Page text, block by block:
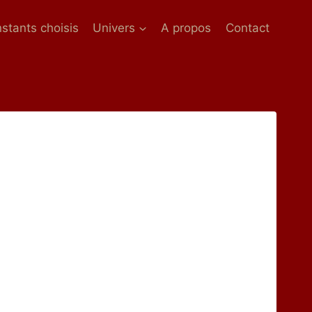
choisis Univers A propos Contact